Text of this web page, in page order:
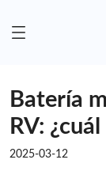
Batería
RV:
2025-03-12